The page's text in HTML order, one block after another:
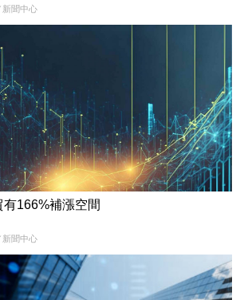
新聞中心
166%補漲空間
新聞中心